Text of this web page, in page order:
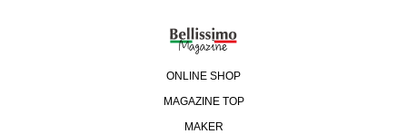
ONLINE SHOP
MAGAZINE TOP
MAKER